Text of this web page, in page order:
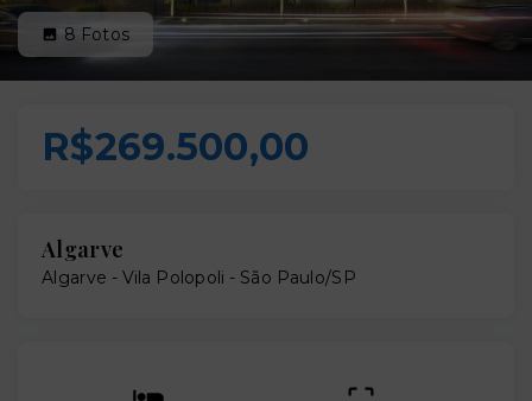
8 Fotos
R$269.500,00
Algarve
Algarve - Vila Polopoli - São Paulo/SP